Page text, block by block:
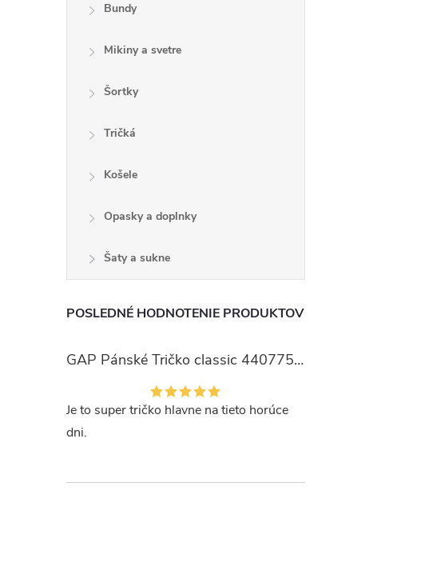
Bundy
Mikiny a svetre
Šortky
Tričká
Košele
Opasky a doplnky
Šaty a sukne
POSLEDNÉ HODNOTENIE PRODUKTOV
GAP Pánské Tričko classic 440775-00
Je to super tričko hlavne na tieto horúce
dni.